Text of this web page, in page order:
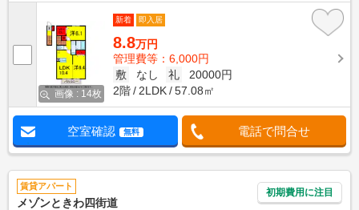
画像 : 14枚
新着 即入居
8.8万円
管理費等：6,000円
敷
なし 礼
20000円
2階
2LDK 57.08㎡
空室確認 無料 電話で問合せ
賃貸アパート
メゾンときわ四街道
初期費用に注目